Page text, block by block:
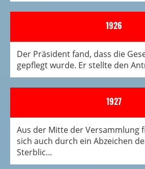
1926
Der Präsident fand, dass die
gepflegt wurde. Er stellte den
1927
Aus der Mitte der Versammlung
sich auch durch ein Abzeichen
Sterblic...